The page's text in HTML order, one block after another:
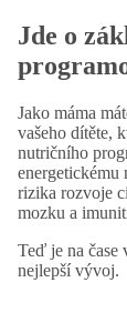
Jde o
Jako máma
vašeho dítěte,
nutričního
energetickému
rizika rozvoje
mozku a
Teď je na čase
nejlepší vývoj.